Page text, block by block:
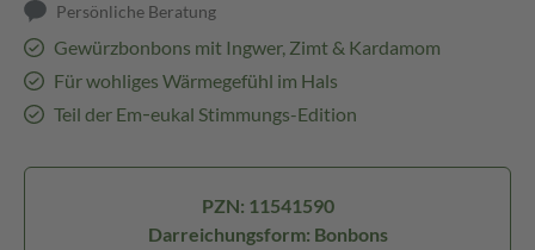
Persönliche Beratung
Gewürzbonbons mit Ingwer, Zimt & Kardamom
Für wohliges Wärmegefühl im Hals
Teil der Em‑eukal Stimmungs-Edition
PZN: 11541590
Darreichungsform: Bonbons